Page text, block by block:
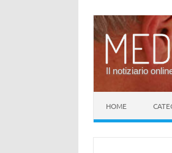
Il notiziario
HOME